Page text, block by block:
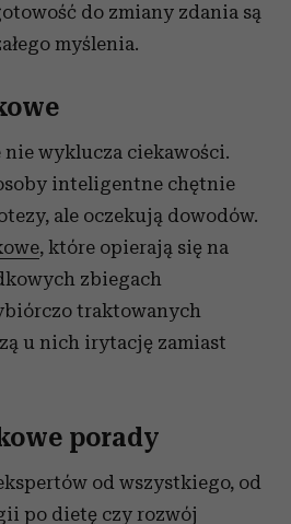
do zmiany zdania są
myślenia.
wyklucza ciekawości.
inteligentne chętnie
ale oczekują dowodów.
, które opierają się na
zbiegach
traktowanych
u nich irytację zamiast
porady
od wszystkiego, od
po dietę czy rozwój